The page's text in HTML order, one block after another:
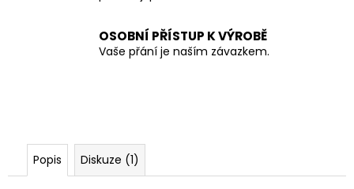
OSOBNÍ PŘÍSTUP K VÝROBĚ
Vaše přání je naším závazkem.
Popis Diskuze (1)